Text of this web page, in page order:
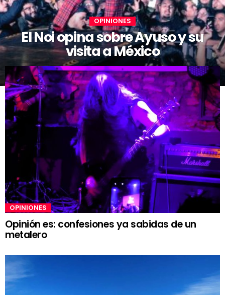
OPINIONES
El Noi opina sobre Ayuso y su
visita a México
OPINIONES
Opinión es: confesiones ya sabidas de un
metalero